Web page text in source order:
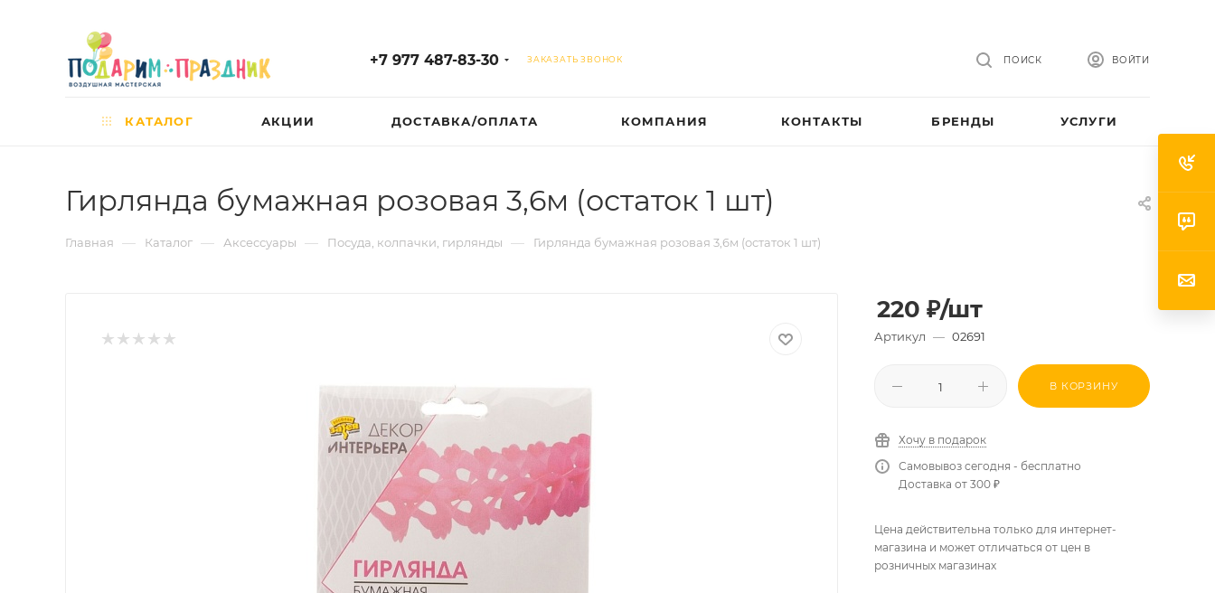
+7 977 487-83-30 ЗАКАЗАТЬ ЗВОНОК ВОЙТИ
ПОИСК
КАТАЛОГ АКЦИИ ДОСТАВКА/ОПЛАТА КОМПАНИЯ КОНТАКТЫ БРЕНДЫ УСЛУГИ
Гирлянда бумажная розовая 3,6м (остаток 1 шт)
Главная — Каталог — Аксессуары — Посуда, колпачки, гирлянды — Гирлянда бумажная розовая 3,6м (остаток 1 шт)
220 ₽/шт
Артикул — 02691
В КОРЗИНУ
Хочу в подарок
Самовывоз сегодня - бесплатно
Доставка от 300 ₽
Цена действительна только для интернет-
магазина и может отличаться от цен в
розничных магазинах